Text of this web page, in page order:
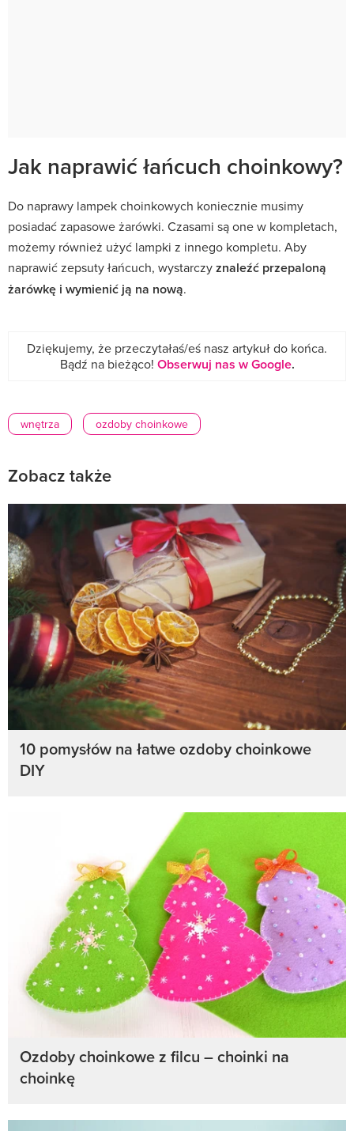
Jak naprawić łańcuch choinkowy?
Do naprawy lampek choinkowych koniecznie musimy
posiadać zapasowe żarówki. Czasami są one w kompletach,
możemy również użyć lampki z innego kompletu. Aby
naprawić zepsuty łańcuch, wystarczyznaleźć przepaloną
żarówkę i wymienić ją na nową.
Dziękujemy, że przeczytałaś/eś nasz artykuł do końca.
Bądź na bieżąco! Obserwuj nas w Google.
wnętrza ozdoby choinkowe
Zobacz także
10 pomysłów na łatwe ozdoby choinkowe
DIY
Ozdoby choinkowe z filcu – choinki na
choinkę